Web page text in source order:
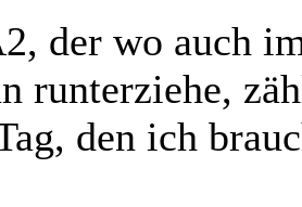
der wo auch
runterziehe,
den ich